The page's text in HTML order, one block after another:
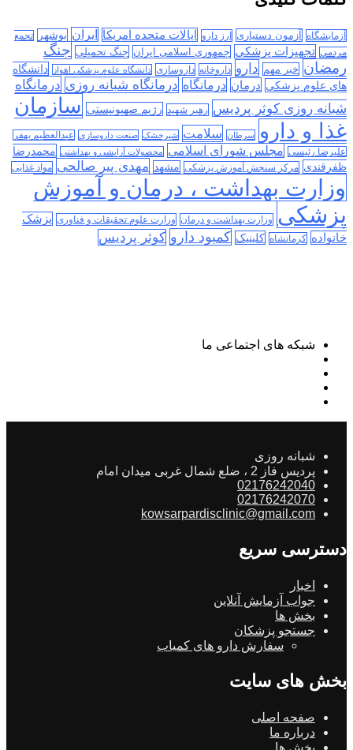
آزمایشگاه آزمون دستیاری ارز دارو ایالات متحده امریکا ایران بوشهر
تجمع
مردمی تجهیزات پزشکی جمهوری اسلامی ایران جنگ تحمیلی جنگ
رمضان خبر مهم دارو داروخانه داروسازی دانشگاه علوم پزشکی اهواز
دانشگاه
های علوم پزشکی درمان درمانگاه درمانگاه شبانه روزی درمانگاه
شبانه روزی کوثر پردیس رهبر شهید رژیم صهیونیستی سازمان
غذا و دارو
سرطان سلامت شیرخشک صنعت داروسازی عبدالعظیم بهفر
علیرضا رئیسی مجلس شورای اسلامی محصولات آرایشی و بهداشتی محمدرضا
ظفرقندی مرکز سنجش آموزش پزشکی مشهد مهدی پیر صالحی مواد غذایی
وزارت بهداشت ، درمان و آموزش
پزشکی وزارت بهداشت و درمان وزارت علوم تحقیقات و فناوری پزشک
خانواده کرمانشاه کلینیک کمبود دارو کوثر پردیس
شبکه های اجتماعی ما
شبانه روزی
پردیس فاز 2 ، ضلع شمال غربی میدان امام
02176242040
02176242070
kowsarpardisclinic@gmail.com
دسترسی سریع
اخبار
جواب آزمایش آنلاین
بخش ها
جستجو پزشکان
سفارش دارو های کمیاب
بخش های سایت
صفحه اصلی
درباره ما
بخش ها